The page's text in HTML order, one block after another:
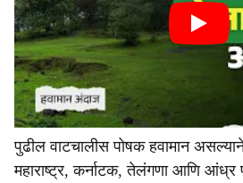
पुढील वाटचालीस पोषक हवामान
महाराष्ट्र, कर्नाटक, तेलंगणा आणि